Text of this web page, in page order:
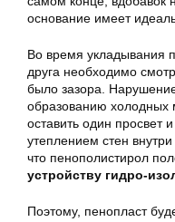
основание имеет
Во время укладывания
друга необходимо
было зазора.
образованию холодных
оставить один просвет
утеплением стен
что пенополистирол
устройству гидро-
Поэтому, пенопласт